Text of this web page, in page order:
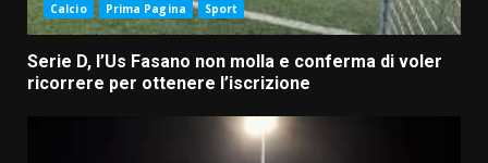
Calcio Prima Pagina Sport
Serie D, l’Us Fasano non molla e conferma di voler
ricorrere per ottenere l’iscrizione